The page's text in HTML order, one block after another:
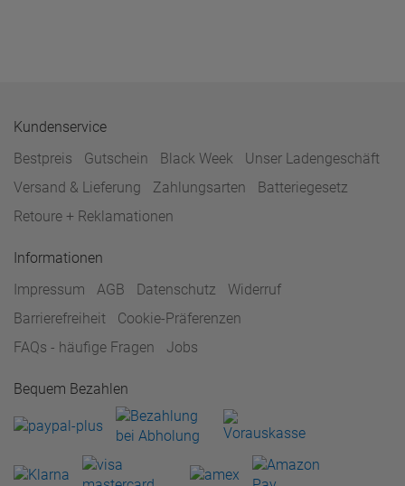
Kundenservice
Bestpreis
Gutschein Black Week
Unser Ladengeschäft
Versand & Lieferung
Zahlungsarten
Batteriegesetz
Retoure + Reklamationen
Informationen
Impressum
AGB Datenschutz
Widerruf
Barrierefreiheit
Cookie-Präferenzen
FAQs - häufige Fragen
Jobs
Bequem Bezahlen